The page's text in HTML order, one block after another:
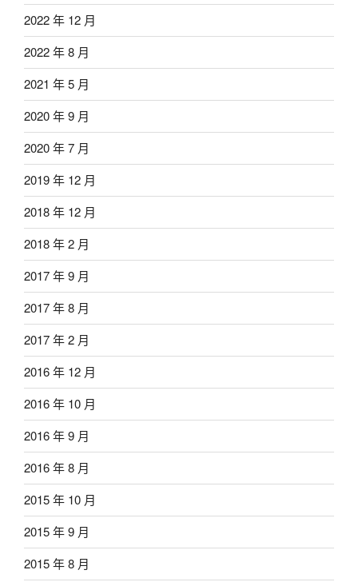
2022 年 12 月
2022 年 8 月
2021 年 5 月
2020 年 9 月
2020 年 7 月
2019 年 12 月
2018 年 12 月
2018 年 2 月
2017 年 9 月
2017 年 8 月
2017 年 2 月
2016 年 12 月
2016 年 10 月
2016 年 9 月
2016 年 8 月
2015 年 10 月
2015 年 9 月
2015 年 8 月